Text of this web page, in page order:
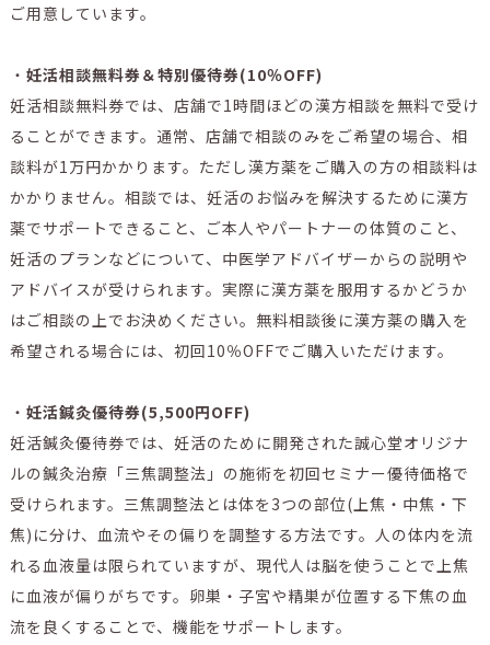
ご用意しています。
・ 妊活相談無料券＆特別優待券(10％OFF)
妊活相談無料券では、店舗で1時間ほどの漢方相談を無料で受け
ることができます。通常、店舗で相談のみをご希望の場合、相
談料が1万円かかります。ただし漢方薬をご購入の方の相談料は
かかりません。相談では、妊活のお悩みを解決するために漢方
薬でサポートできること、ご本人やパートナーの体質のこと、
妊活のプランなどについて、中医学アドバイザーからの説明や
アドバイスが受けられます。実際に漢方薬を服用するかどうか
はご相談の上でお決めください。無料相談後に漢方薬の購入を
希望される場合には、初回10％OFFでご購入いただけます。
・ 妊活鍼灸優待券(5,500円OFF)
妊活鍼灸優待券では、妊活のために開発された誠心堂オリジナ
ルの鍼灸治療「三焦調整法」の施術を初回セミナー優待価格で
受けられます。三焦調整法とは体を3つの部位(上焦・中焦・下
焦)に分け、血流やその偏りを調整する方法です。人の体内を流
れる血液量は限られていますが、現代人は脳を使うことで上焦
に血液が偏りがちです。卵巣・子宮や精巣が位置する下焦の血
流を良くすることで、機能をサポートします。